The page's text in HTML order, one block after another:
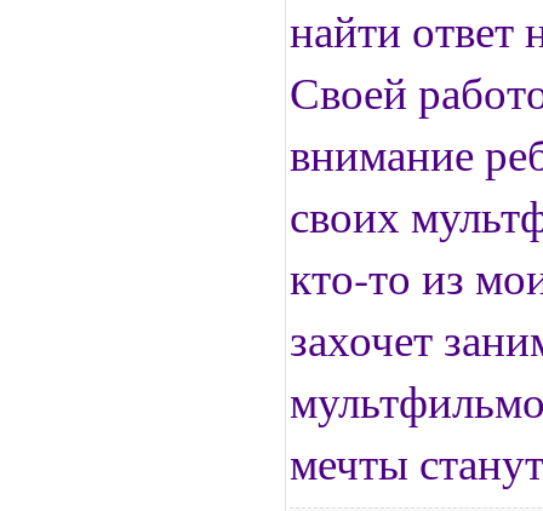
найти ответ
Своей
внимание
своих
кто-то из
захочет
мечты